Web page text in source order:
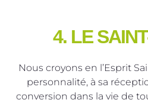
4. LE
Nous croyons en l’Esprit
personnalité, à sa
conversion dans la vie de